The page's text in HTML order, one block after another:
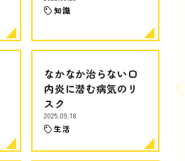
知識
なかなか治らない口
内炎に潜む病気のリ
スク
2025.09.18
生活